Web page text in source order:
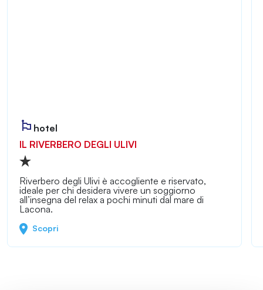
hotel
IL RIVERBERO DEGLI ULIVI
Riverbero degli Ulivi è accogliente e riservato,
ideale per chi desidera vivere un soggiorno
all’insegna del relax a pochi minuti dal mare di
Lacona.
Scopri